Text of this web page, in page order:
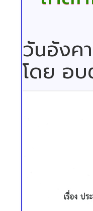
วันอังค
โดย อบ